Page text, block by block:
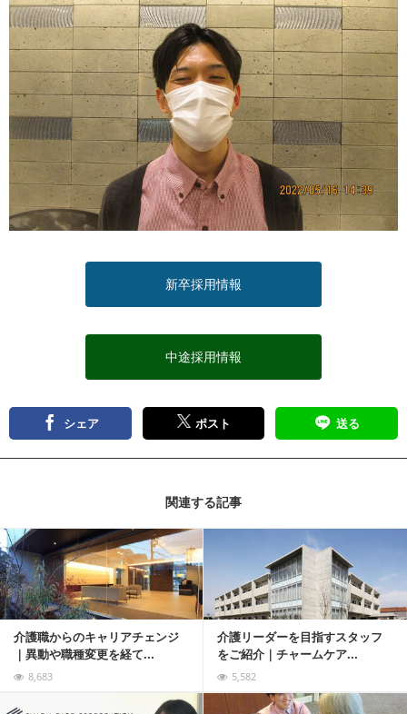
新卒採用情報
中途採用情報
シェア ポスト 送る
関連する記事
介護職からのキャリアチェンジ
｜異動や職種変更を経て...
8,683
介護リーダーを目指すスタッフ
をご紹介｜チャームケア...
5,582
記事を読む
記事を読む